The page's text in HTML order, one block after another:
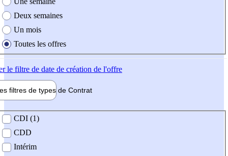
Deux semaines
Un mois
Toutes les offres
le filtre de date de création de l'offre
filtres de types de Contrat
contrat
CDI (1)
CDD
Intérim